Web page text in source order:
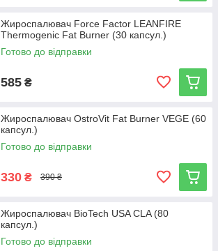
Жироспалювач Force Factor LEANFIRE
Thermogenic Fat Burner (30 капсул.)
Готово до відправки
585 ₴
Жироспалювач OstroVit Fat Burner VEGE (60
капсул.)
Готово до відправки
330 ₴ 390 ₴
Жироспалювач BioTech USA CLA (80
капсул.)
Готово до відправки